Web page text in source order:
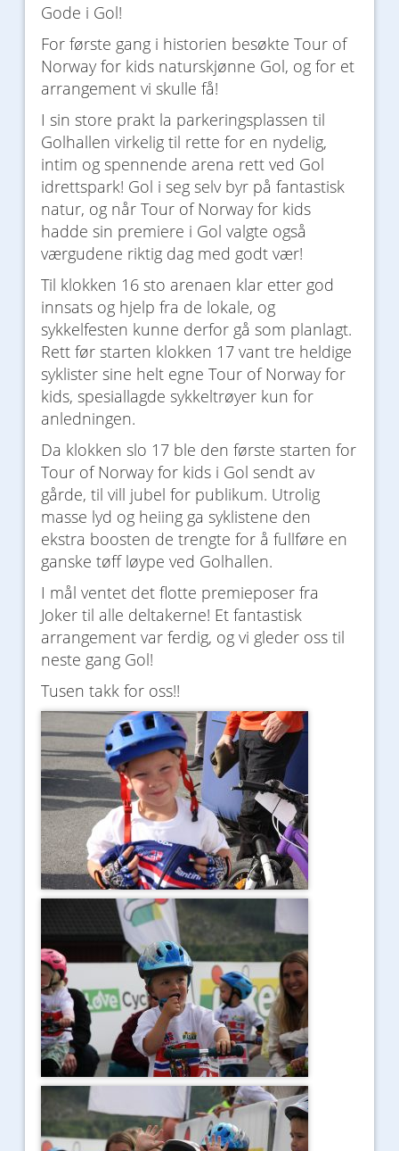
Gode i Gol!
For første gang i historien besøkte Tour of
Norway for kids naturskjønne Gol, og for et
arrangement vi skulle få!
I sin store prakt la parkeringsplassen til
Golhallen virkelig til rette for en nydelig,
intim og spennende arena rett ved Gol
idrettspark! Gol i seg selv byr på fantastisk
natur, og når Tour of Norway for kids
hadde sin premiere i Gol valgte også
værgudene riktig dag med godt vær!
Til klokken 16 sto arenaen klar etter god
innsats og hjelp fra de lokale, og
sykkelfesten kunne derfor gå som planlagt.
Rett før starten klokken 17 vant tre heldige
syklister sine helt egne Tour of Norway for
kids, spesiallagde sykkeltrøyer kun for
anledningen.
Da klokken slo 17 ble den første starten for
Tour of Norway for kids i Gol sendt av
gårde, til vill jubel for publikum. Utrolig
masse lyd og heiing ga syklistene den
ekstra boosten de trengte for å fullføre en
ganske tøff løype ved Golhallen.
I mål ventet det flotte premieposer fra
Joker til alle deltakerne! Et fantastisk
arrangement var ferdig, og vi gleder oss til
neste gang Gol!
Tusen takk for oss!!